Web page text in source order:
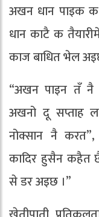
अखन धान पाइक
धान काटै क
काज बाधित भेल
“अखन पाइन तँ नै
अखनो दू सप्ताह
नोक्सान नै करत”,
कादिर हुसैन कहैत
से डर अइछ ।”